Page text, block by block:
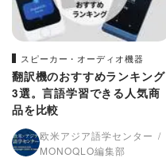
スピーカー・オーディオ機器
翻訳機のおすすめランキング
3選。言語学習できる人気商
品を比較
欧米アジア語学センター
MONOQLO編集部